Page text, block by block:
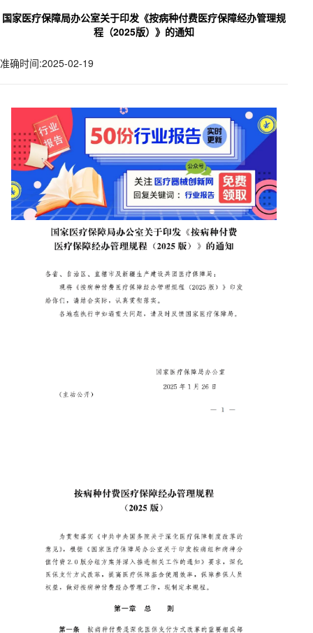
国家医疗保障局办公室关于印发《按病种付费医疗保障经办管理规
程（2025版）》的通知
准确时间:2025-02-19